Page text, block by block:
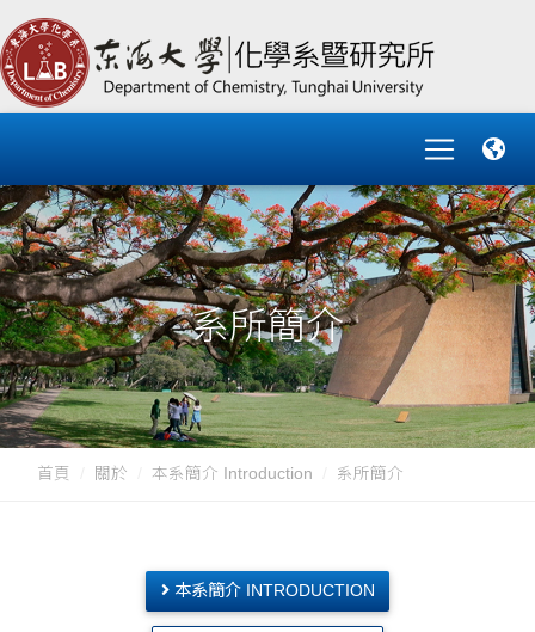
系所簡介
首頁 關於 本系簡介 Introduction 系所簡介
本系簡介 INTRODUCTION